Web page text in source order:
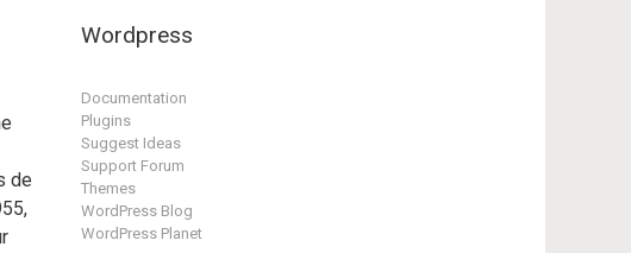
de
Wordpress
Documentation
Plugins
Suggest Ideas
Support Forum
Themes
WordPress Blog
WordPress Planet